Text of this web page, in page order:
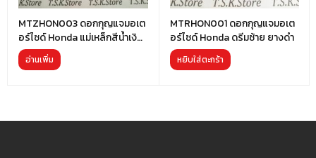
MTZHON003 ดอกกุญแจมอเต
อร์ไซด์ Honda แม่เหล็กสีน้ำเงิน
ยาวพิเศษ
อ่านเพิ่ม
MTRHON001 ดอกกุญแจมอเต
อร์ไซด์ Honda ดรีมซ้าย ยางดำ
หยิบใส่ตะกร้า